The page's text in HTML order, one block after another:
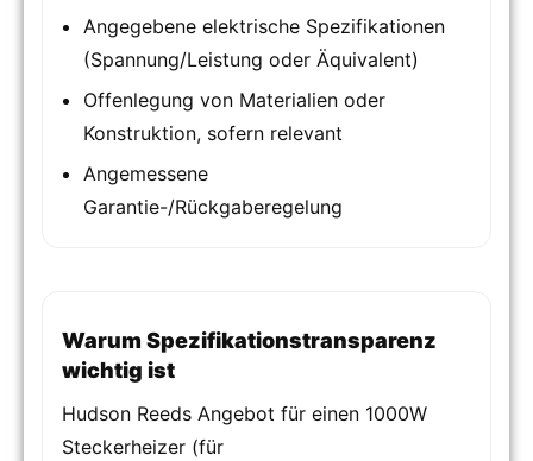
Angegebene elektrische Spezifikationen
(Spannung/Leistung oder Äquivalent)
Offenlegung von Materialien oder
Konstruktion, sofern relevant
Angemessene
Garantie-/Rückgaberegelung
Warum Spezifikationstransparenz
wichtig ist
Hudson Reeds Angebot für einen 1000W
Steckerheizer (für